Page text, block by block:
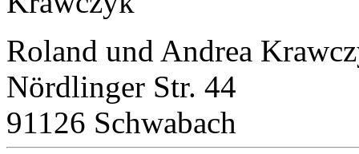
Roland und Andrea
Nördlinger Str. 44
91126 Schwabach